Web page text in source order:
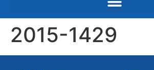
2015-1429